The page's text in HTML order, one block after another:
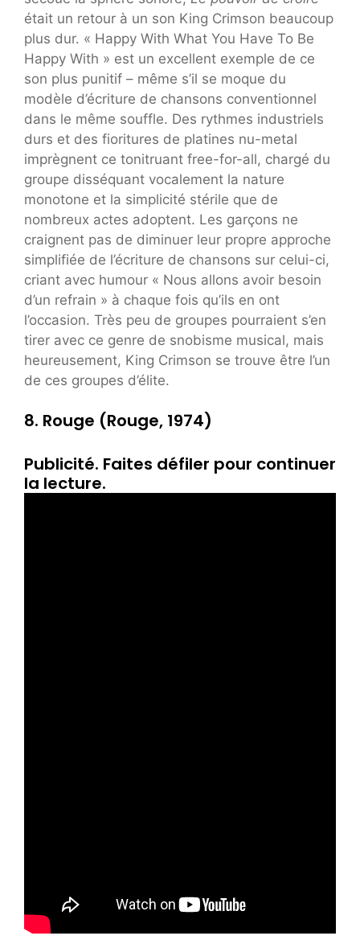
était un retour à un son King Crimson beaucoup
plus dur. « Happy With What You Have To Be
Happy With » est un excellent exemple de ce
son plus punitif – même s’il se moque du
modèle d’écriture de chansons conventionnel
dans le même souffle. Des rythmes industriels
durs et des fioritures de platines nu-metal
imprègnent ce tonitruant free-for-all, chargé du
groupe disséquant vocalement la nature
monotone et la simplicité stérile que de
nombreux actes adoptent. Les garçons ne
craignent pas de diminuer leur propre approche
simplifiée de l’écriture de chansons sur celui-ci,
criant avec humour « Nous allons avoir besoin
d’un refrain » à chaque fois qu’ils en ont
l’occasion. Très peu de groupes pourraient s’en
tirer avec ce genre de snobisme musical, mais
heureusement, King Crimson se trouve être l’un
de ces groupes d’élite.
8. Rouge (Rouge, 1974)
Publicité. Faites défiler pour continuer
la lecture.